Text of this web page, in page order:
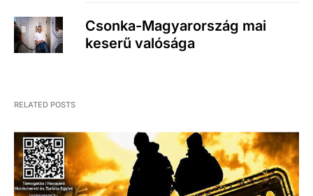
Csonka-Magyarország mai
keserű valósága
RELATED POSTS